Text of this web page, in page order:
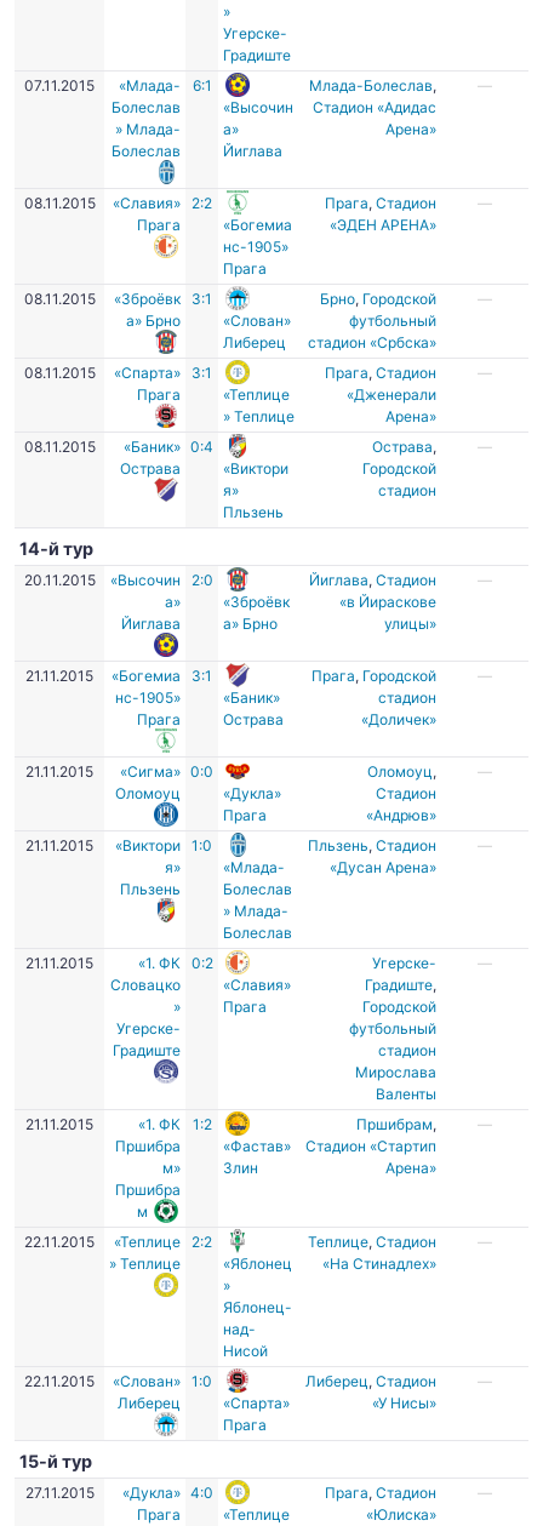
»
Угерске-
Градиште
07.11.2015
«Млада-
Болеслав
» Млада-
Болеслав
6:1
«Высочин
а»
Йиглава
Млада-Болеслав,
Стадион «Адидас
Арена»
—
08.11.2015
«Славия»
Прага
2:2
«Богемиа
нс-1905»
Прага
Прага,Стадион
«ЭДЕН АРЕНА»
—
08.11.2015
«Зброёвк
а» Брно
3:1
«Слован»
Либерец
Брно, Городской
футбольный
стадион «Србска»
—
08.11.2015
«Спарта»
Прага
3:1
«Теплице
» Теплице
Прага,Стадион
«Дженерали
Арена»
—
08.11.2015
«Баник»
Острава
0:4
«Виктори
я»
Пльзень
Острава,
Городской
стадион
—
14-й тур
20.11.2015
«Высочин
а»
Йиглава
2:0
«Зброёвк
а» Брно
Йиглава,Стадион
«в Йираскове
улицы»
—
21.11.2015
«Богемиа
нс-1905»
Прага
3:1
«Баник»
Острава
Прага, Городской
стадион
«Доличек»
—
21.11.2015
«Сигма»
Оломоуц
0:0
«Дукла»
Прага
Оломоуц ,
Стадион
«Андрюв»
—
21.11.2015
«Виктори
я»
Пльзень
1:0
«Млада-
Болеслав
» Млада-
Болеслав
Пльзень,Стадион
«Дусан Арена»
—
21.11.2015
«1. ФК
Словацко
»
Угерске-
Градиште
0:2
«Славия»
Прага
Угерске-
Градиште,
Городской
футбольный
стадион
Мирослава
Валенты
—
21.11.2015
«1. ФК
Пршибра
м»
Пршибра
м
1:2
«Фастав»
Злин
Пршибрам,
Стадион «Стартип
Арена»
—
22.11.2015
«Теплице
» Теплице
2:2
«Яблонец
»
Яблонец-
над-
Нисой
Теплице,Стадион
«На Стинадлех»
—
22.11.2015
«Слован»
Либерец
1:0
«Спарта»
Прага
Либерец ,Стадион
«У Нисы»
—
15-й тур
27.11.2015
«Дукла»
Прага
4:0
«Теплице
Прага,Стадион
«Юлиска»
—